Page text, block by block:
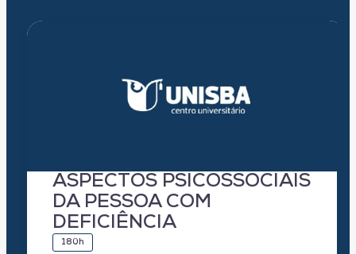
ASPECTOS PSICOSSOCIAIS
DA PESSOA COM
DEFICIÊNCIA
180h